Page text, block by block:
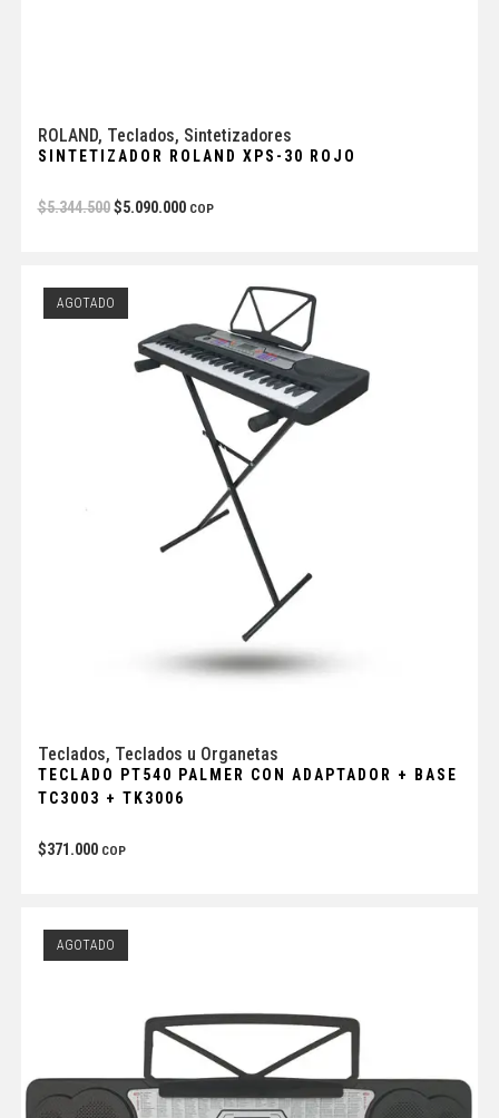
ROLAND, Teclados, Sintetizadores
SINTETIZADOR ROLAND XPS-30 ROJO
$5.344.500 $5.090.000 COP
AGOTADO
Teclados, Teclados u Organetas
TECLADO PT540 PALMER CON ADAPTADOR + BASE
TC3003 + TK3006
$371.000 COP
AGOTADO